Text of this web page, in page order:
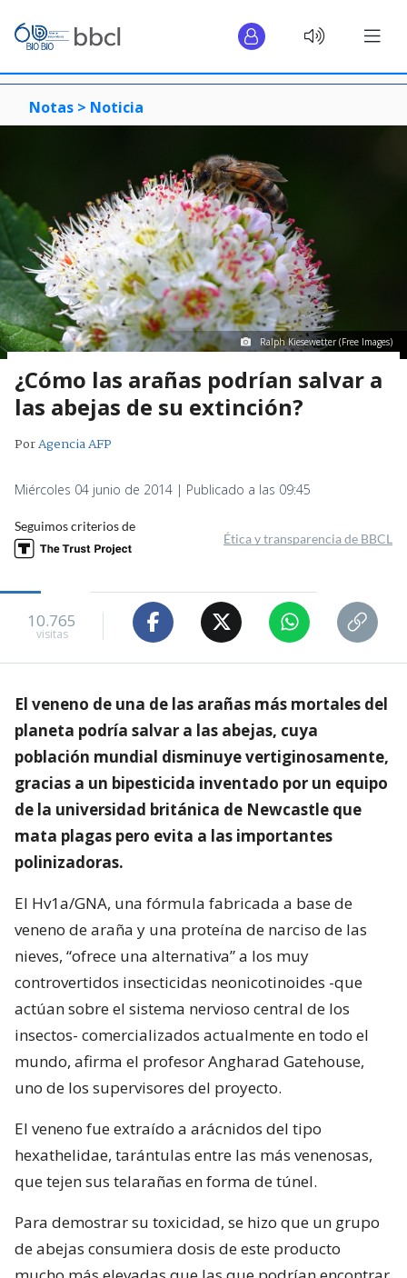
Notas > Noticia
Ralph Kiesewetter (Free Images)
¿Cómo las arañas podrían salvar a
las abejas de su extinción?
PorAgencia AFP
Miércoles 04 junio de 2014 | Publicado a las 09:45
Seguimos criterios de
Ética y transparencia de BBCL
10.765
visitas
El veneno de una de las arañas más mortales del
planeta podría salvar a las abejas, cuya
población mundial disminuye vertiginosamente,
gracias a un bipesticida inventado por un equipo
de la universidad británica de Newcastle que
mata plagas pero evita a las importantes
polinizadoras.
El Hv1a/GNA, una fórmula fabricada a base de
veneno de araña y una proteína de narciso de las
nieves, “ofrece una alternativa” a los muy
controvertidos insecticidas neonicotinoides -que
actúan sobre el sistema nervioso central de los
insectos- comercializados actualmente en todo el
mundo, afirma el profesor Angharad Gatehouse,
uno de los supervisores del proyecto.
El veneno fue extraído a arácnidos del tipo
hexathelidae, tarántulas entre las más venenosas,
que tejen sus telarañas en forma de túnel.
Para demostrar su toxicidad, se hizo que un grupo
de abejas consumiera dosis de este producto